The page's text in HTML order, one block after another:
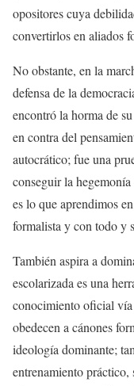
opositores cuya
convertirlos en aliados
No obstante, en la
defensa de la
encontró la horma de
en contra del
autocrático; fue una
conseguir la
es lo que aprendimos
formalista y con todo y
También aspira a
escolarizada es una
conocimiento oficial
obedecen a cánones
ideología dominante;
entrenamiento práctico,